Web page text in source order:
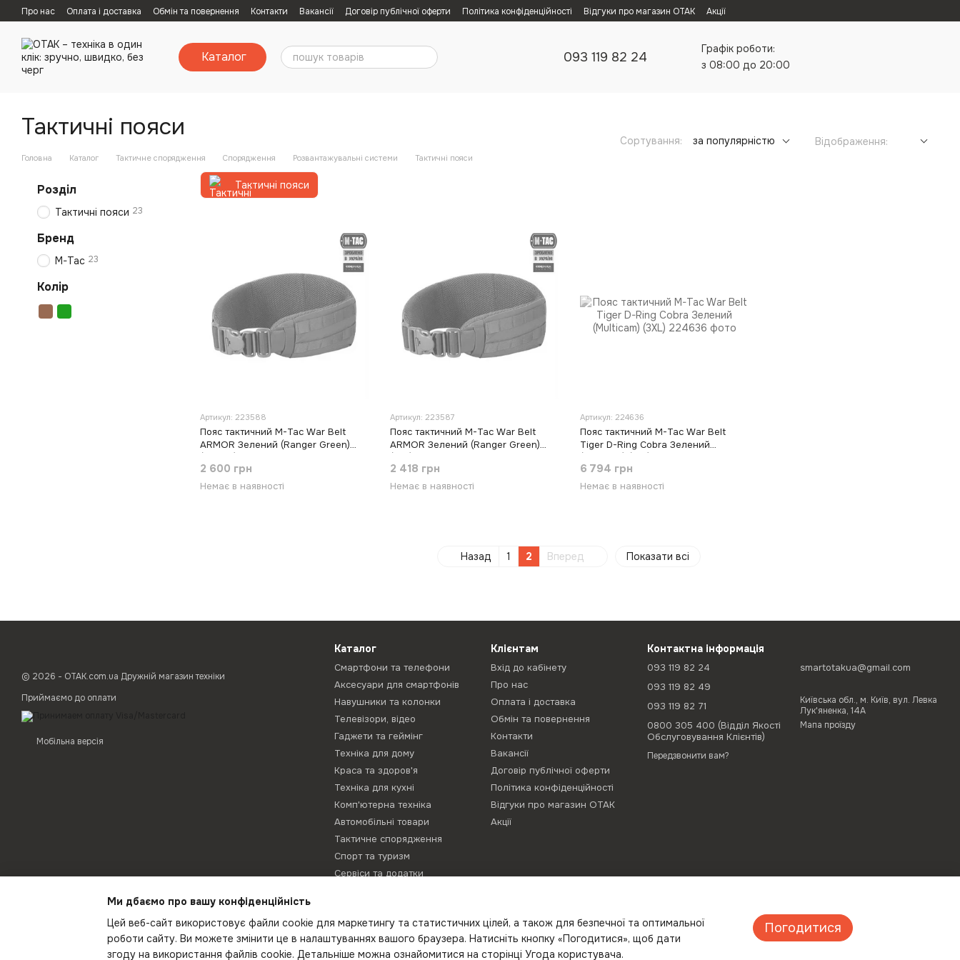
Перейти к основному контенту
Про нас Оплата і доставка Обмін та повернення Контакти Вакансії Договір публічної оферти Політика конфіденційності Відгуки про магазин ОТАК Акції
Каталог 093 119 82 24
Графік роботи:
з 08:00 до 20:00
Тактичні пояси
Головна Каталог Тактичне спорядження Спорядження Розвантажувальні системи Тактичні пояси
Сортування: за популярністю Відображення:
Тактичні пояси
Артикул: 223588
Пояс тактичний M-Tac War Belt
ARMOR Зелений (Ranger Green)
2 600 грн
Немає в наявності
Артикул: 223587
Пояс тактичний M-Tac War Belt
ARMOR Зелений (Ranger Green)
2 418 грн
Немає в наявності
Артикул: 224636
Пояс тактичний M-Tac War Belt
Tiger D-Ring Cobra Зелений
6 794 грн
Немає в наявності
Назад 1 2 Вперед Показати всі
Розділ
Тактичні пояси 23
Бренд
M-Tac 23
Колір
© 2026 - ОТАК.com.ua Дружній магазин техніки
Приймаємо до оплати
Мобільна версія
Каталог
Смартфони та телефони
Аксесуари для смартфонів
Навушники та колонки
Телевізори, відео
Гаджети та геймінг
Техніка для дому
Краса та здоров'я
Техніка для кухні
Комп'ютерна техніка
Автомобільні товари
Тактичне спорядження
Спорт та туризм
Сервіси та додатки
Новинки
Клієнтам
Вхід до кабінету
Про нас
Оплата і доставка
Обмін та повернення
Контакти
Вакансії
Договір публічної оферти
Політика конфіденційності
Відгуки про магазин ОТАК
Акції
Контактна інформація
093 119 82 24
093 119 82 49
093 119 82 71
0800 305 400 (Відділ Якості
Обслуговування Клієнтів)
Передзвонити вам?
smartotakua@gmail.com
Київська обл., м. Київ, вул. Левка
Лук'яненка, 14А
Мапа проїзду
Ми дбаємо про вашу конфіденційність
Цей веб-сайт використовує файли cookie для маркетингу та статистичних цілей, а також для безпечної та оптимальної
роботи сайту. Ви можете змінити це в налаштуваннях вашого браузера. Натисніть кнопку «Погодитися», щоб дати
згоду на використання файлів cookie. Детальніше можна ознайомитися на сторінці Угода користувача.
Погодитися